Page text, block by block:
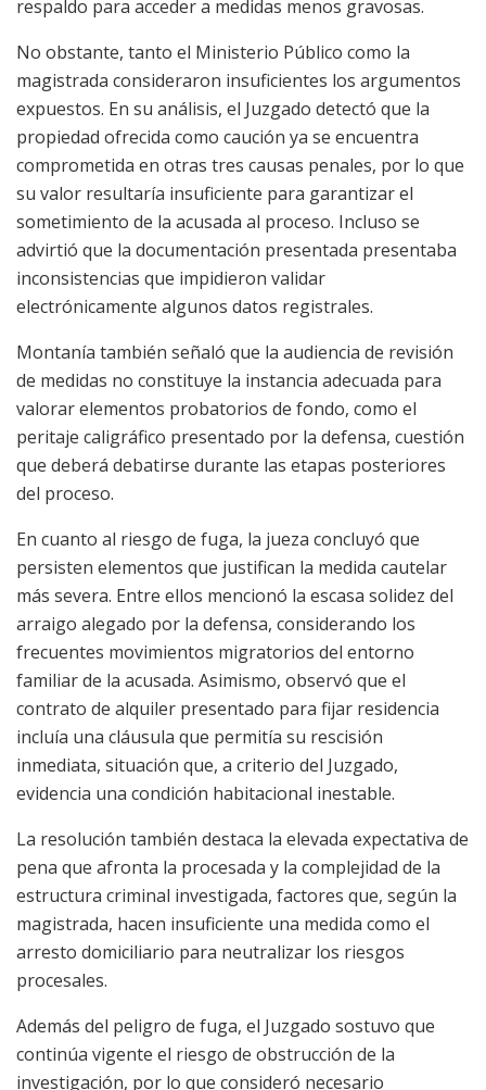
respaldo para acceder a medidas menos gravosas.
No obstante, tanto el Ministerio Público como la
magistrada consideraron insuficientes los argumentos
expuestos. En su análisis, el Juzgado detectó que la
propiedad ofrecida como caución ya se encuentra
comprometida en otras tres causas penales, por lo que
su valor resultaría insuficiente para garantizar el
sometimiento de la acusada al proceso. Incluso se
advirtió que la documentación presentada presentaba
inconsistencias que impidieron validar
electrónicamente algunos datos registrales.
Montanía también señaló que la audiencia de revisión
de medidas no constituye la instancia adecuada para
valorar elementos probatorios de fondo, como el
peritaje caligráfico presentado por la defensa, cuestión
que deberá debatirse durante las etapas posteriores
del proceso.
En cuanto al riesgo de fuga, la jueza concluyó que
persisten elementos que justifican la medida cautelar
más severa. Entre ellos mencionó la escasa solidez del
arraigo alegado por la defensa, considerando los
frecuentes movimientos migratorios del entorno
familiar de la acusada. Asimismo, observó que el
contrato de alquiler presentado para fijar residencia
incluía una cláusula que permitía su rescisión
inmediata, situación que, a criterio del Juzgado,
evidencia una condición habitacional inestable.
La resolución también destaca la elevada expectativa de
pena que afronta la procesada y la complejidad de la
estructura criminal investigada, factores que, según la
magistrada, hacen insuficiente una medida como el
arresto domiciliario para neutralizar los riesgos
procesales.
Además del peligro de fuga, el Juzgado sostuvo que
continúa vigente el riesgo de obstrucción de la
investigación, por lo que consideró necesario